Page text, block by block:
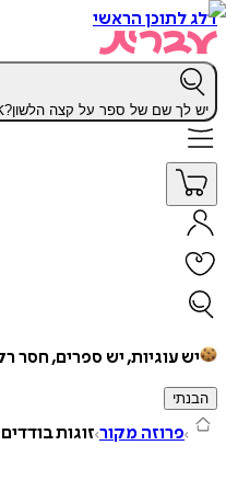
דלג לתוכן הראשי
יש לך שם של ספר על קצה הלשון?
יש עוגיות, יש ספרים, חסר
הבנתי
פרוזה מקור זוגות בודדים